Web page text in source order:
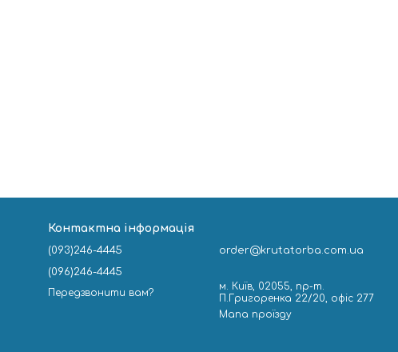
Контактна інформація
(093)246-4445
(096)246-4445
Передзвонити вам?
order@krutatorba.com.ua
м. Київ, 02055, пр-т.
П.Григоренка 22/20, офіс 277
Мапа проїзду